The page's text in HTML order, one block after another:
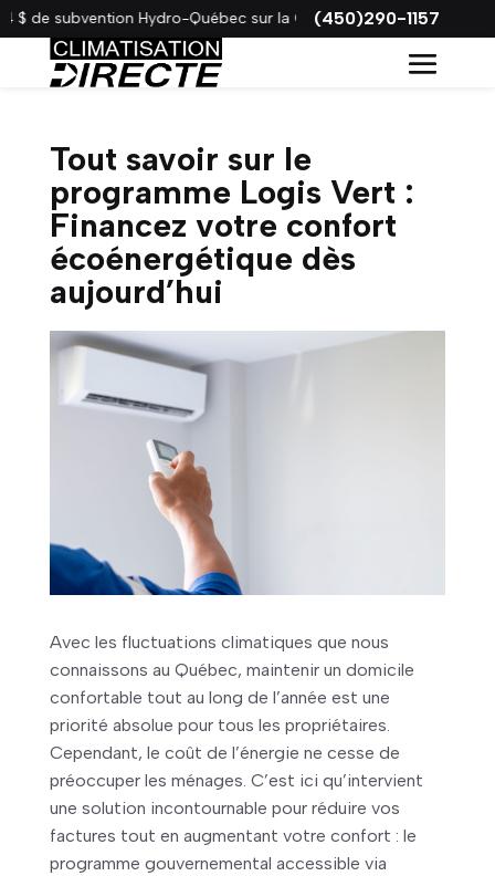
subvention Hydro-Québec sur la Gree VITA !(450)290-1157
Tout savoir sur le
programme Logis Vert :
Financez votre confort
écoénergétique dès
aujourd’hui
Avec les fluctuations climatiques que nous
connaissons au Québec, maintenir un domicile
confortable tout au long de l’année est une
priorité absolue pour tous les propriétaires.
Cependant, le coût de l’énergie ne cesse de
préoccuper les ménages. C’est ici qu’intervient
une solution incontournable pour réduire vos
factures tout en augmentant votre confort : le
programme gouvernemental accessible via